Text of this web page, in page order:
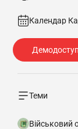
Теми